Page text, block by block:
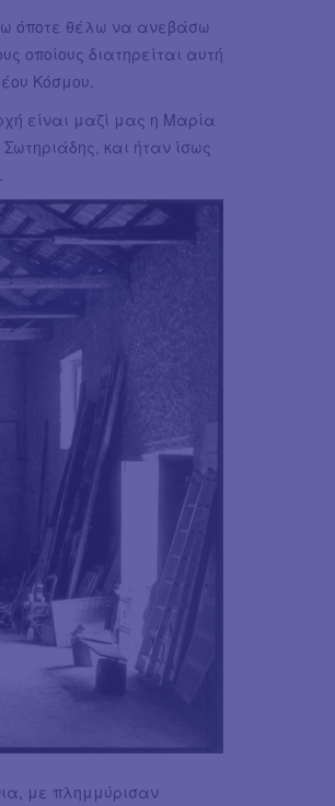
όποτε θέλω να ανεβάσω
οποίους διατηρείται αυτή
Κόσμου.
είναι μαζί μας η Μαρία
και ήταν ίσως
με πλημμύρισαν